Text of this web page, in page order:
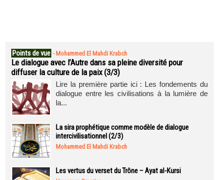
Points de vue - Mohammed El Mahdi Krabch
Le dialogue avec l’Autre dans sa pleine diversité pour
diffuser la culture de la paix (3/3)
Lire la première partie ici : Les fondements du
dialogue entre les civilisations à la lumière de
la...
La sira prophétique comme modèle de dialogue
intercivilisationnel (2/3)
Mohammed El Mahdi Krabch
Les vertus du verset du Trône – Ayat al-Kursi